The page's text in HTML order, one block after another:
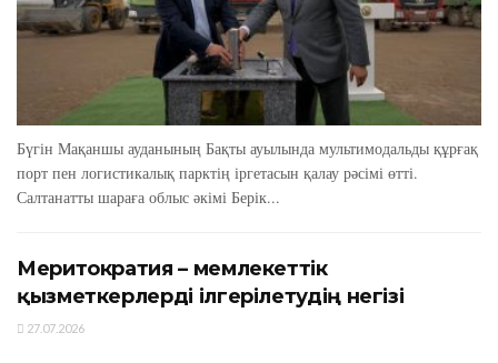
Бүгін Мақаншы ауданының Бақты ауылында мультимодальды құрғақ
порт пен логистикалық парктің іргетасын қалау рәсімі өтті.
Салтанатты шараға облыс әкімі Берік...
Меритократия – мемлекеттік
қызметкерлерді ілгерілетудің негізі
27.07.2026